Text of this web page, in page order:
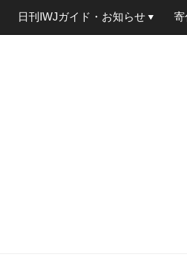
日刊IWJガイド・お知らせ 寄